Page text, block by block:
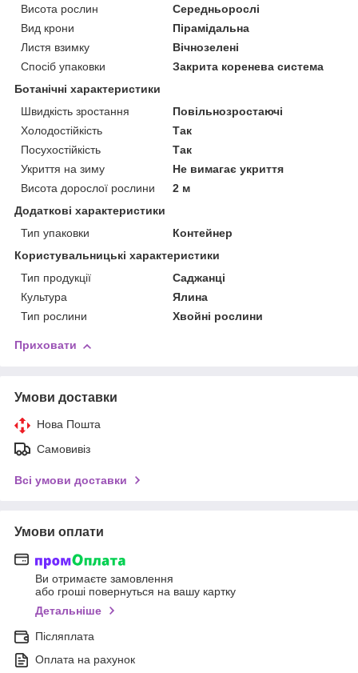
Висота рослин
Середньорослі
Вид крони
Пірамідальна
Листя взимку
Вічнозелені
Спосіб упаковки
Закрита коренева система
Ботанічні характеристики
Швидкість зростання
Повільнозростаючі
Холодостійкість
Так
Посухостійкість
Так
Укриття на зиму
Не вимагає укриття
Висота дорослої рослини
2 м
Додаткові характеристики
Тип упаковки
Контейнер
Користувальницькі характеристики
Тип продукції
Саджанці
Культура
Ялина
Тип рослини
Хвойні рослини
Приховати
Умови доставки
Нова Пошта
Самовивіз
Всі умови доставки
Умови оплати
Ви отримаєте замовлення
або гроші повернуться на вашу картку
Детальніше
Післяплата
Оплата на рахунок